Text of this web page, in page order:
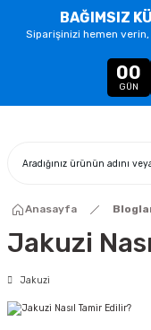
BAĞIMSIZ
Siparişinizi hemen verin,
00
GÜN
Anasayfa
Jakuzi
Jakuzi